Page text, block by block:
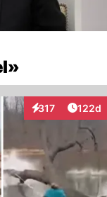
317
Interaktionen
122d